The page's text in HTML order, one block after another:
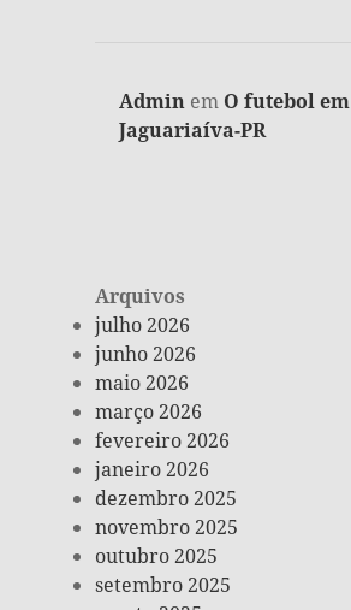
Admin em O futebol em
Jaguariaíva-PR
Arquivos
julho 2026
junho 2026
maio 2026
março 2026
fevereiro 2026
janeiro 2026
dezembro 2025
novembro 2025
outubro 2025
setembro 2025